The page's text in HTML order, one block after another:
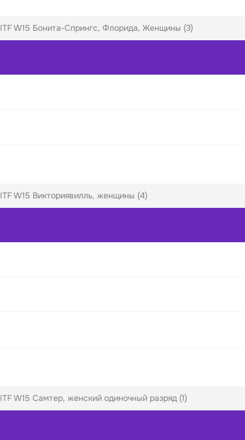
ITF W15 Бонита-Спрингс, Флорида, Женщины (3)
ITF W15 Викториявилль, женщины (4)
ITF W15 Самтер, женский одиночный разряд (1)